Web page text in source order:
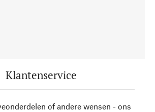
Klantenservice
of andere wensen - ons